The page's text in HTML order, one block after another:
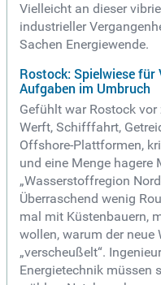
Vielleicht an dieser
industrieller
Sachen Energiewende.
Rostock: Spielwiese
Aufgaben im Umbruch
Gefühlt war Rostock
Werft, Schifffahrt,
Offshore-Plattformen,
und eine Menge hagere
„Wasserstoffregion
Überraschend wenig
mal mit Küstenbauern,
wollen, warum der
„verscheußelt“.
Energietechnik müssen